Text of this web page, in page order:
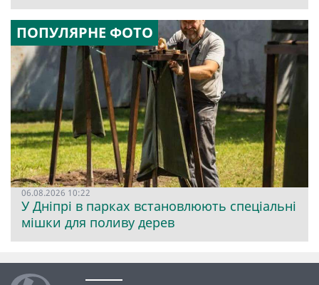
ПОПУЛЯРНЕ ФОТО
06.08.2026 10:22
У Дніпрі в парках встановлюють спеціальні
мішки для поливу дерев